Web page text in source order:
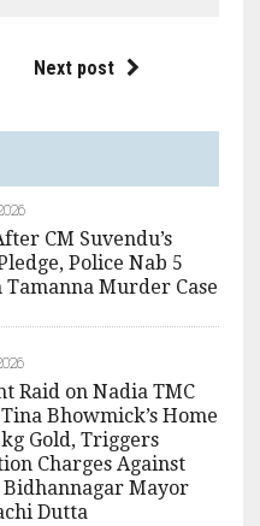
Next post
CM Suvendu’s
Police Nab 5
Murder Case
Raid on Nadia TMC
Bhowmick’s Home
Gold, Triggers
Charges Against
Mayor
Dutta